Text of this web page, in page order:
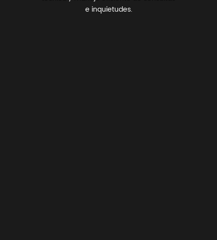
e inquietudes.